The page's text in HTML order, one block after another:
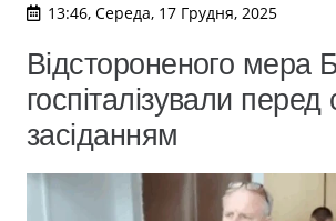
13:46, Середа, 17 Грудня, 2025
Відстороненого мера
госпіталізували
засіданням